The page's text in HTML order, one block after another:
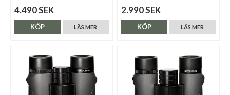
4.490 SEK
LÄS MER
KÖP
2.990 SEK
LÄS MER
KÖP